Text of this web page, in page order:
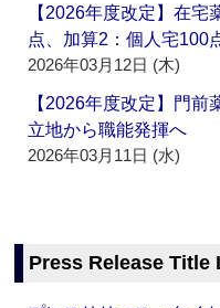
【2026年度改定】在
点、加算2：個人宅100
2026年03月12日 (木)
【2026年度改定】門
立地から職能発揮へ
2026年03月11日 (水)
Press Release Title